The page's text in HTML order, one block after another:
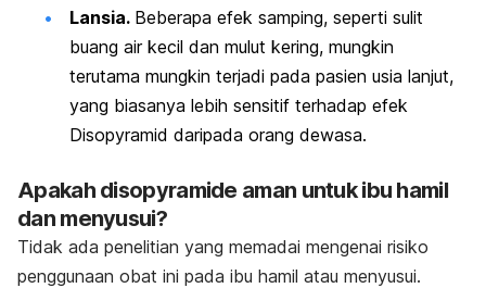
Lansia. Beberapa efek samping, seperti sulit
buang air kecil dan mulut kering, mungkin
terutama mungkin terjadi pada pasien usia lanjut,
yang biasanya lebih sensitif terhadap efek
Disopyramid daripada orang dewasa.
Apakah disopyramide aman untuk ibu hamil
dan menyusui?
Tidak ada penelitian yang memadai mengenai risiko
penggunaan obat ini pada ibu hamil atau menyusui.